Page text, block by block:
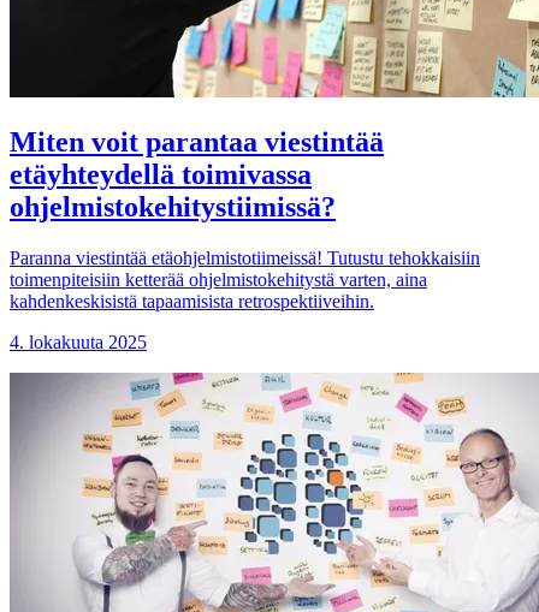
Miten voit parantaa viestintää
etäyhteydellä toimivassa
ohjelmistokehitystiimissä?
Paranna viestintää etäohjelmistotiimeissä! Tutustu tehokkaisiin
toimenpiteisiin ketterää ohjelmistokehitystä varten, aina
kahdenkeskisistä tapaamisista retrospektiiveihin.
4. lokakuuta 2025